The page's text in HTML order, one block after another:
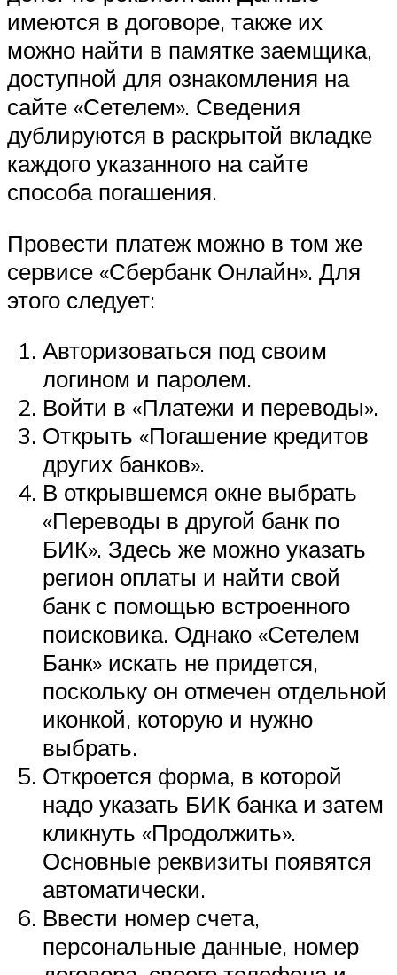
имеются в договоре, также их
можно найти в памятке заемщика,
доступной для ознакомления на
сайте «Сетелем». Сведения
дублируются в раскрытой вкладке
каждого указанного на сайте
способа погашения.
Провести платеж можно в том же
сервисе «Сбербанк Онлайн». Для
этого следует:
Авторизоваться под своим
логином и паролем.
Войти в «Платежи и переводы».
Открыть «Погашение кредитов
других банков».
В открывшемся окне выбрать
«Переводы в другой банк по
БИК». Здесь же можно указать
регион оплаты и найти свой
банк с помощью встроенного
поисковика. Однако «Сетелем
Банк» искать не придется,
поскольку он отмечен отдельной
иконкой, которую и нужно
выбрать.
Откроется форма, в которой
надо указать БИК банка и затем
кликнуть «Продолжить».
Основные реквизиты появятся
автоматически.
Ввести номер счета,
персональные данные, номер